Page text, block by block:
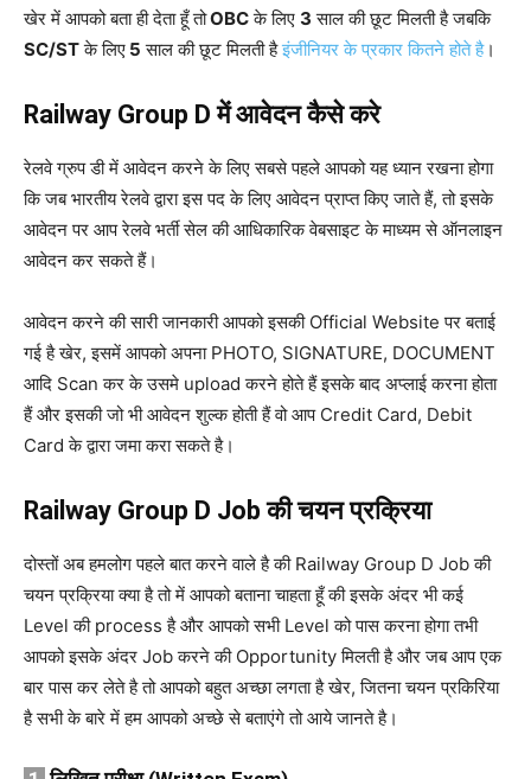
खेर में आपको बता ही देता हूँ तोOBCके लिए 3 साल की छूट मिलती है जबकि
SC/STके लिए 5 साल की छूट मिलती हैइंजीनियर के प्रकार कितने होते है।
Railway Group D में आवेदन कैसे करे
रेलवे ग्रुप डी में आवेदन करने के लिए सबसे पहले आपको यह ध्यान रखना होगा
कि जब भारतीय रेलवे द्वारा इस पद के लिए आवेदन प्राप्त किए जाते हैं, तो इसके
आवेदन पर आप रेलवे भर्ती सेल की आधिकारिक वेबसाइट के माध्यम से ऑनलाइन
आवेदन कर सकते हैं।
आवेदन करने की सारी जानकारी आपको इसकी Official Website पर बताई
गई है खेर, इसमें आपको अपना PHOTO, SIGNATURE, DOCUMENT
आदि Scan कर के उसमे upload करने होते हैं इसके बाद अप्लाई करना होता
हैं और इसकी जो भी आवेदन शुल्क होती हैं वो आप Credit Card, Debit
Card के द्वारा जमा करा सकते है।
Railway Group D Job की चयन प्रक्रिया
दोस्तों अब हमलोग पहले बात करने वाले है की Railway Group D Job की
चयन प्रक्रिया क्या है तो में आपको बताना चाहता हूँ की इसके अंदर भी कई
Level की process है और आपको सभी Level को पास करना होगा तभी
आपको इसके अंदर Job करने की Opportunity मिलती है और जब आप एक
बार पास कर लेते है तो आपको बहुत अच्छा लगता है खेर, जितना चयन प्रकिरिया
है सभी के बारे में हम आपको अच्छे से बताएंगे तो आये जानते है।